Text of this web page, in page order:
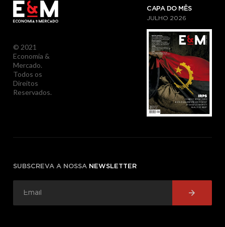
© 2021
Economia &
Mercado.
Todos os
Direitos
Reservados.
CAPA DO MÊS
JULHO 2026
SUBSCREVA A NOSSA NEWSLETTER